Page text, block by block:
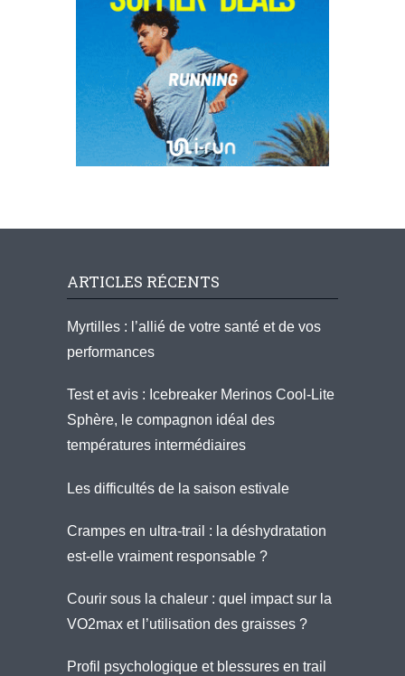
ARTICLES RÉCENTS
Myrtilles : l’allié de votre santé et de vos
performances
Test et avis : Icebreaker Merinos Cool-Lite
Sphère, le compagnon idéal des
températures intermédiaires
Les difficultés de la saison estivale
Crampes en ultra-trail : la déshydratation
est-elle vraiment responsable ?
Courir sous la chaleur : quel impact sur la
VO2max et l’utilisation des graisses ?
Profil psychologique et blessures en trail